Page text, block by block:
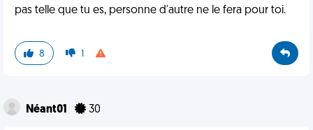
pas telle que tu es, personne d'autre ne le fera pour toi.
8 1
Néant01 30